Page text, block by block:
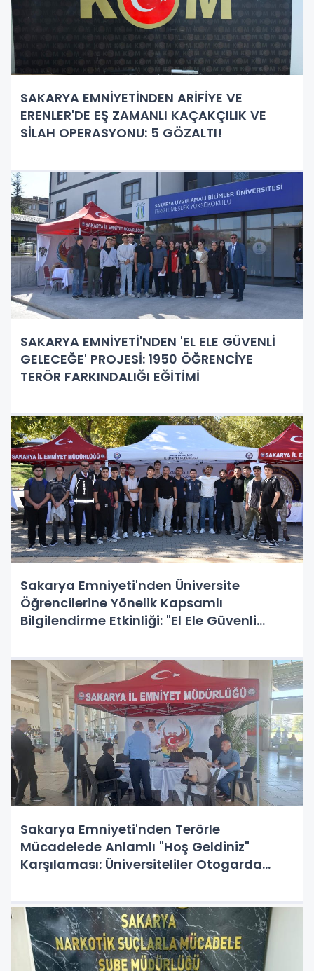
SAKARYA EMNİYETİNDEN ARİFİYE VE
ERENLER'DE EŞ ZAMANLI KAÇAKÇILIK VE
SİLAH OPERASYONU: 5 GÖZALTI!
SAKARYA EMNİYETİ'NDEN 'EL ELE GÜVENLİ
GELECEĞE' PROJESİ: 1950 ÖĞRENCİYE
TERÖR FARKINDALIĞI EĞİTİMİ
Sakarya Emniyeti'nden Üniversite
Öğrencilerine Yönelik Kapsamlı
Bilgilendirme Etkinliği: "El Ele Güvenli
Sakarya Emniyeti'nden Terörle
Mücadelede Anlamlı "Hoş Geldiniz"
Karşılaması: Üniversiteliler Otogarda